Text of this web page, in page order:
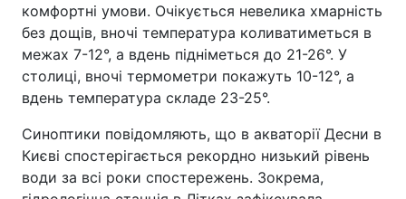
комфортні умови. Очікується невелика хмарність
без дощів, вночі температура коливатиметься в
межах 7-12°, а вдень підніметься до 21-26°. У
столиці, вночі термометри покажуть 10-12°, а
вдень температура складе 23-25°.
Синоптики повідомляють, що в акваторії Десни в
Києві спостерігається рекордно низький рівень
води за всі роки спостережень. Зокрема,